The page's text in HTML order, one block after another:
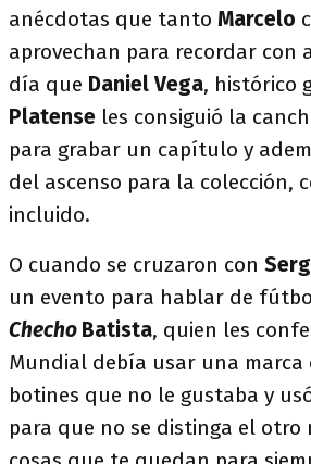
anécdotas que tanto Marcelo
aprovechan para recordar con
día que Daniel Vega, histórico
Platense les consiguió la
para grabar un capítulo y
del ascenso para la colección,
incluido.
O cuando se cruzaron con
un evento para hablar de
Checho Batista, quien les
Mundial debía usar una
botines que no le gustaba y
para que no se distinga el otro